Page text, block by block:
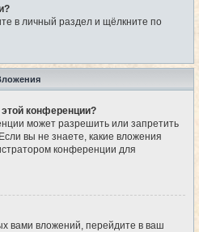
в личный раздел и щёлкните по
конференции?
может разрешить или запретить
вы не знаете, какие вложения
конференции для
вами вложений, перейдите в ваш